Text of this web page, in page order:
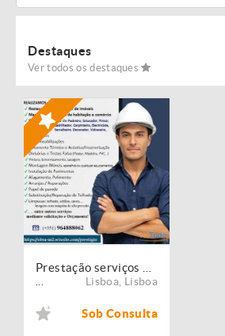
Destaques
Ver todos os destaques
Lisboa Lisboa
Sob Consulta